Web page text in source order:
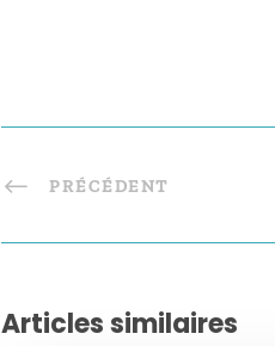
PRÉCÉDENT
Articles similaires